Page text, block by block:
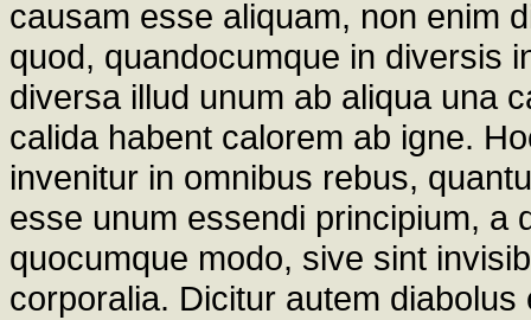
causam esse aliquam, non enim
quod, quandocumque in diversis
diversa illud unum ab aliqua una
calida habent calorem ab igne.
invenitur in omnibus rebus,
esse unum essendi principium, a
quocumque modo, sive sint
corporalia. Dicitur autem